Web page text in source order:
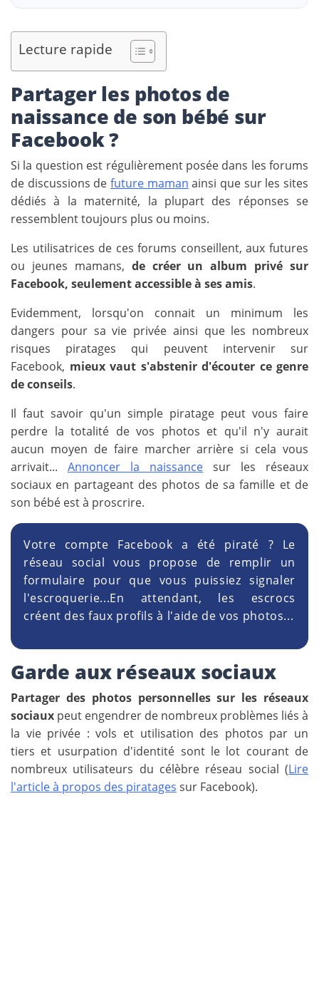
Lecture rapide
Partager les photos de
naissance de son bébé sur
Facebook ?
Si la question est régulièrement posée dans les forums
de discussions de future maman ainsi que sur les sites
dédiés à la maternité, la plupart des réponses se
ressemblent toujours plus ou moins.
Les utilisatrices de ces forums conseillent, aux futures
ou jeunes mamans, de créer un album privé sur
Facebook, seulement accessible à ses amis.
Evidemment, lorsqu'on connait un minimum les
dangers pour sa vie privée ainsi que les nombreux
risques piratages qui peuvent intervenir sur
Facebook, mieux vaut s'abstenir d'écouter ce genre
de conseils.
Il faut savoir qu'un simple piratage peut vous faire
perdre la totalité de vos photos et qu'il n'y aurait
aucun moyen de faire marcher arrière si cela vous
arrivait... Annoncer la naissance sur les réseaux
sociaux en partageant des photos de sa famille et de
son bébé est à proscrire.
Votre compte Facebook a été piraté ? Le
réseau social vous propose de remplir un
formulaire pour que vous puissiez signaler
l'escroquerie...En attendant, les escrocs
créent des faux profils à l'aide de vos photos...
Garde aux réseaux sociaux
Partager des photos personnelles sur les réseaux
sociaux peut engendrer de nombreux problèmes liés à
la vie privée : vols et utilisation des photos par un
tiers et usurpation d'identité sont le lot courant de
nombreux utilisateurs du célèbre réseau social (Lire
l'article à propos des piratages sur Facebook).